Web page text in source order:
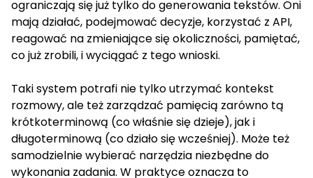
ograniczają się już tylko do generowania tekstów. Oni
mają działać, podejmować decyzje, korzystać z API,
reagować na zmieniające się okoliczności, pamiętać,
co już zrobili, i wyciągać z tego wnioski.
Taki system potrafi nie tylko utrzymać kontekst
rozmowy, ale też zarządzać pamięcią zarówno tą
krótkoterminową (co właśnie się dzieje), jak i
długoterminową (co działo się wcześniej). Może też
samodzielnie wybierać narzędzia niezbędne do
wykonania zadania. W praktyce oznacza to